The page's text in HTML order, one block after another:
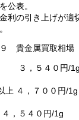
公表。
利の引き上げが適
９ 貴金属買取相場
３，５４０円/
上 ４，７００
４，５４０円/1g